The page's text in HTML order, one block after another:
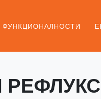
ФУНКЦИОНАЛНОСТИ